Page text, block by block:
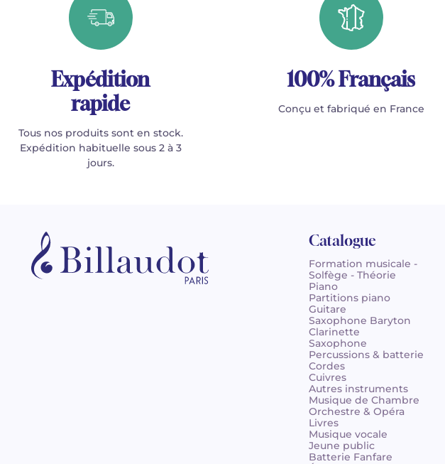
Expédition
rapide
Tous nos produits sont en stock.
Expédition habituelle sous 2 à 3
jours.
100% Français
Conçu et fabriqué en France
Catalogue
Formation musicale -
Solfège - Théorie
Piano
Partitions piano
Guitare
Saxophone Baryton
Clarinette
Saxophone
Percussions & batterie
Cordes
Cuivres
Autres instruments
Musique de Chambre
Orchestre & Opéra
Livres
Musique vocale
Jeune public
Batterie Fanfare